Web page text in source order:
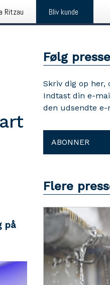
Ritzau Bliv kunde
på
Følg
Skriv dig op her,
Indtast din e-
den udsendte e-
ABONNER
Flere